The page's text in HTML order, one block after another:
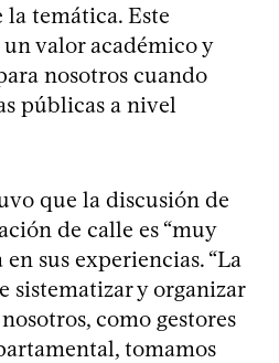
temática. Este
valor académico y
nosotros cuando
públicas a nivel
que la discusión de
de calle es “muy
sus experiencias. “La
sistematizar y organizar
como gestores
tomamos